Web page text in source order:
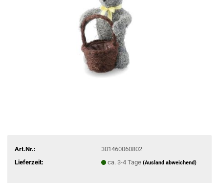
Art.Nr.:
301460060802
Lieferzeit:
ca. 3-4 Tage (Ausland abweichend)